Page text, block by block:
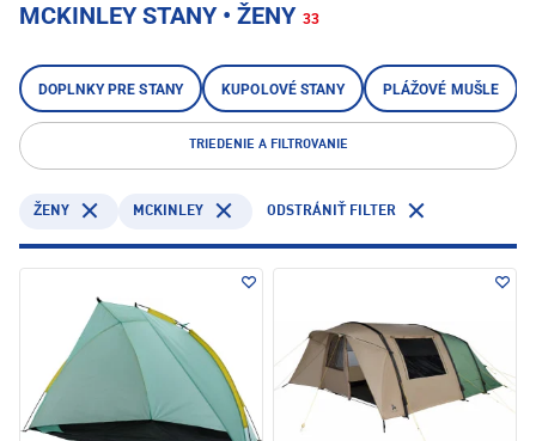
MCKINLEY STANY • ŽENY 33
DOPLNKY PRE STANY KUPOLOVÉ STANY PLÁŽOVÉ MUŠLE
TRIEDENIE A FILTROVANIE
ŽENY MCKINLEY ODSTRÁNIŤ FILTER